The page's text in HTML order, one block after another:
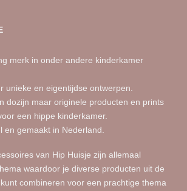
merk in onder andere kinderkamer
unieke en eigentijdse ontwerpen.
dozijn maar originele producten en prints
een hippe kinderkamer.
en gemaakt in Nederland.
van Hip Huisje zijn allemaal
waardoor je diverse producten uit de
combineren voor een prachtige thema